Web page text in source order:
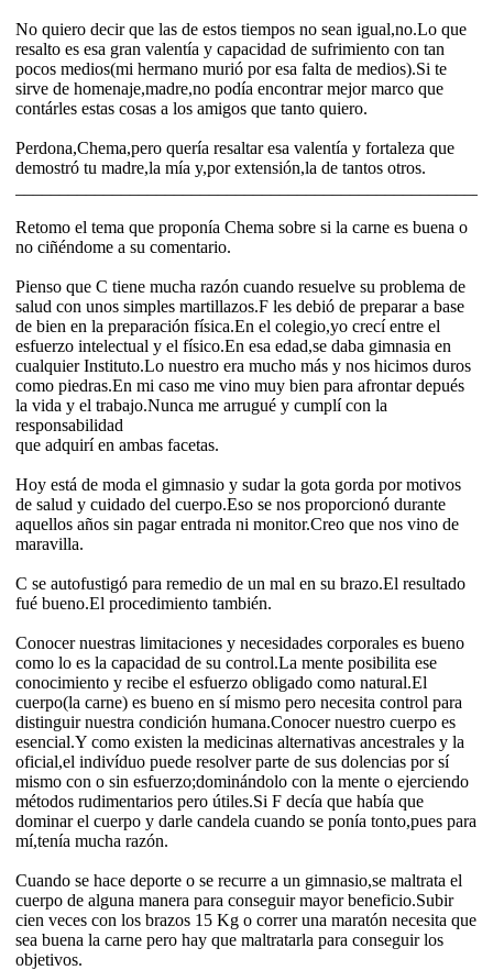
No quiero decir que las de estos tiempos no sean igual,no.Lo que
resalto es esa gran valentía y capacidad de sufrimiento con tan
pocos medios(mi hermano murió por esa falta de medios).Si te
sirve de homenaje,madre,no podía encontrar mejor marco que
contárles estas cosas a los amigos que tanto quiero.
Perdona,Chema,pero quería resaltar esa valentía y fortaleza que
demostró tu madre,la mía y,por extensión,la de tantos otros.
Retomo el tema que proponía Chema sobre si la carne es buena o
no ciñéndome a su comentario.
Pienso que C tiene mucha razón cuando resuelve su problema de
salud con unos simples martillazos.F les debió de preparar a base
de bien en la preparación física.En el colegio,yo crecí entre el
esfuerzo intelectual y el físico.En esa edad,se daba gimnasia en
cualquier Instituto.Lo nuestro era mucho más y nos hicimos duros
como piedras.En mi caso me vino muy bien para afrontar depués
la vida y el trabajo.Nunca me arrugué y cumplí con la
responsabilidad
que adquirí en ambas facetas.
Hoy está de moda el gimnasio y sudar la gota gorda por motivos
de salud y cuidado del cuerpo.Eso se nos proporcionó durante
aquellos años sin pagar entrada ni monitor.Creo que nos vino de
maravilla.
C se autofustigó para remedio de un mal en su brazo.El resultado
fué bueno.El procedimiento también.
Conocer nuestras limitaciones y necesidades corporales es bueno
como lo es la capacidad de su control.La mente posibilita ese
conocimiento y recibe el esfuerzo obligado como natural.El
cuerpo(la carne) es bueno en sí mismo pero necesita control para
distinguir nuestra condición humana.Conocer nuestro cuerpo es
esencial.Y como existen la medicinas alternativas ancestrales y la
oficial,el indivíduo puede resolver parte de sus dolencias por sí
mismo con o sin esfuerzo;dominándolo con la mente o ejerciendo
métodos rudimentarios pero útiles.Si F decía que había que
dominar el cuerpo y darle candela cuando se ponía tonto,pues para
mí,tenía mucha razón.
Cuando se hace deporte o se recurre a un gimnasio,se maltrata el
cuerpo de alguna manera para conseguir mayor beneficio.Subir
cien veces con los brazos 15 Kg o correr una maratón necesita que
sea buena la carne pero hay que maltratarla para conseguir los
objetivos.